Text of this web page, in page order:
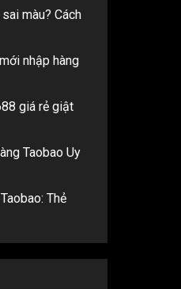
màu? Cách
nhập hàng
giá rẻ giật
Taobao Uy
Thẻ